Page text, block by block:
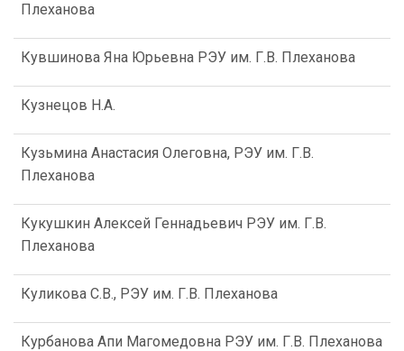
Плеханова
Кувшинова Яна Юрьевна РЭУ им. Г.В. Плеханова
Кузнецов Н.А.
Кузьмина Анастасия Олеговна, РЭУ им. Г.В.
Плеханова
Кукушкин Алексей Геннадьевич РЭУ им. Г.В.
Плеханова
Куликова С.В., РЭУ им. Г.В. Плеханова
Курбанова Апи Магомедовна РЭУ им. Г.В. Плеханова